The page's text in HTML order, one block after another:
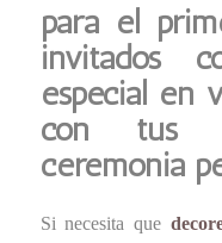
para el
invitados
especial en
con tus
ceremonia
Si necesita que